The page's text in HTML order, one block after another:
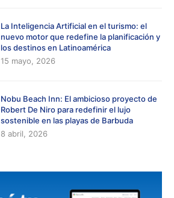
La Inteligencia Artificial en el turismo: el
nuevo motor que redefine la planificación y
los destinos en Latinoamérica
15 mayo, 2026
Nobu Beach Inn: El ambicioso proyecto de
Robert De Niro para redefinir el lujo
sostenible en las playas de Barbuda
8 abril, 2026